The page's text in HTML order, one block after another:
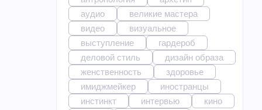
аудио
великие мастера
видео
визуальное
выступление
гардероб
деловой стиль
дизайн образа
женственность
здоровье
имиджмейкер
иностранцы
инстинкт
интервью
кино